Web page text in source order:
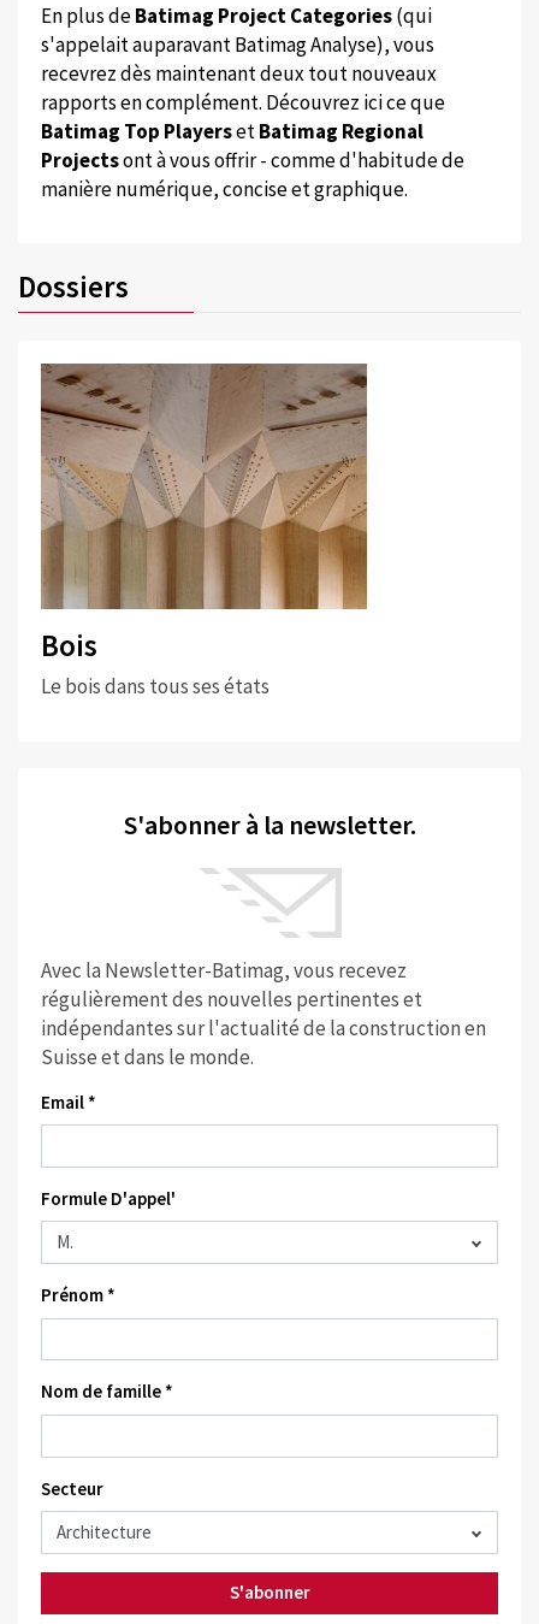
En plus deBatimag Project Categories(qui
s'appelait auparavant Batimag Analyse), vous
recevrez dès maintenant deux tout nouveaux
rapports en complément. Découvrez ici ce que
Batimag Top PlayersetBatimag Regional
Projectsont à vous offrir - comme d'habitude de
manière numérique, concise et graphique.
Dossiers
Bois
Le bois dans tous ses états
S'abonner à la newsletter.
Avec la Newsletter-Batimag, vous recevez
régulièrement des nouvelles pertinentes et
indépendantes sur l'actualité de la construction en
Suisse et dans le monde.
Email *
Formule D'appel'
Prénom *
Nom de famille *
Secteur
S'abonner